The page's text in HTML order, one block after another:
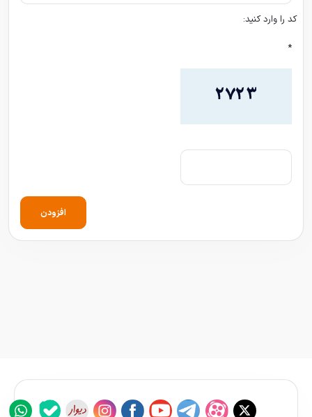
کد را وارد کنید:
*
افزودن